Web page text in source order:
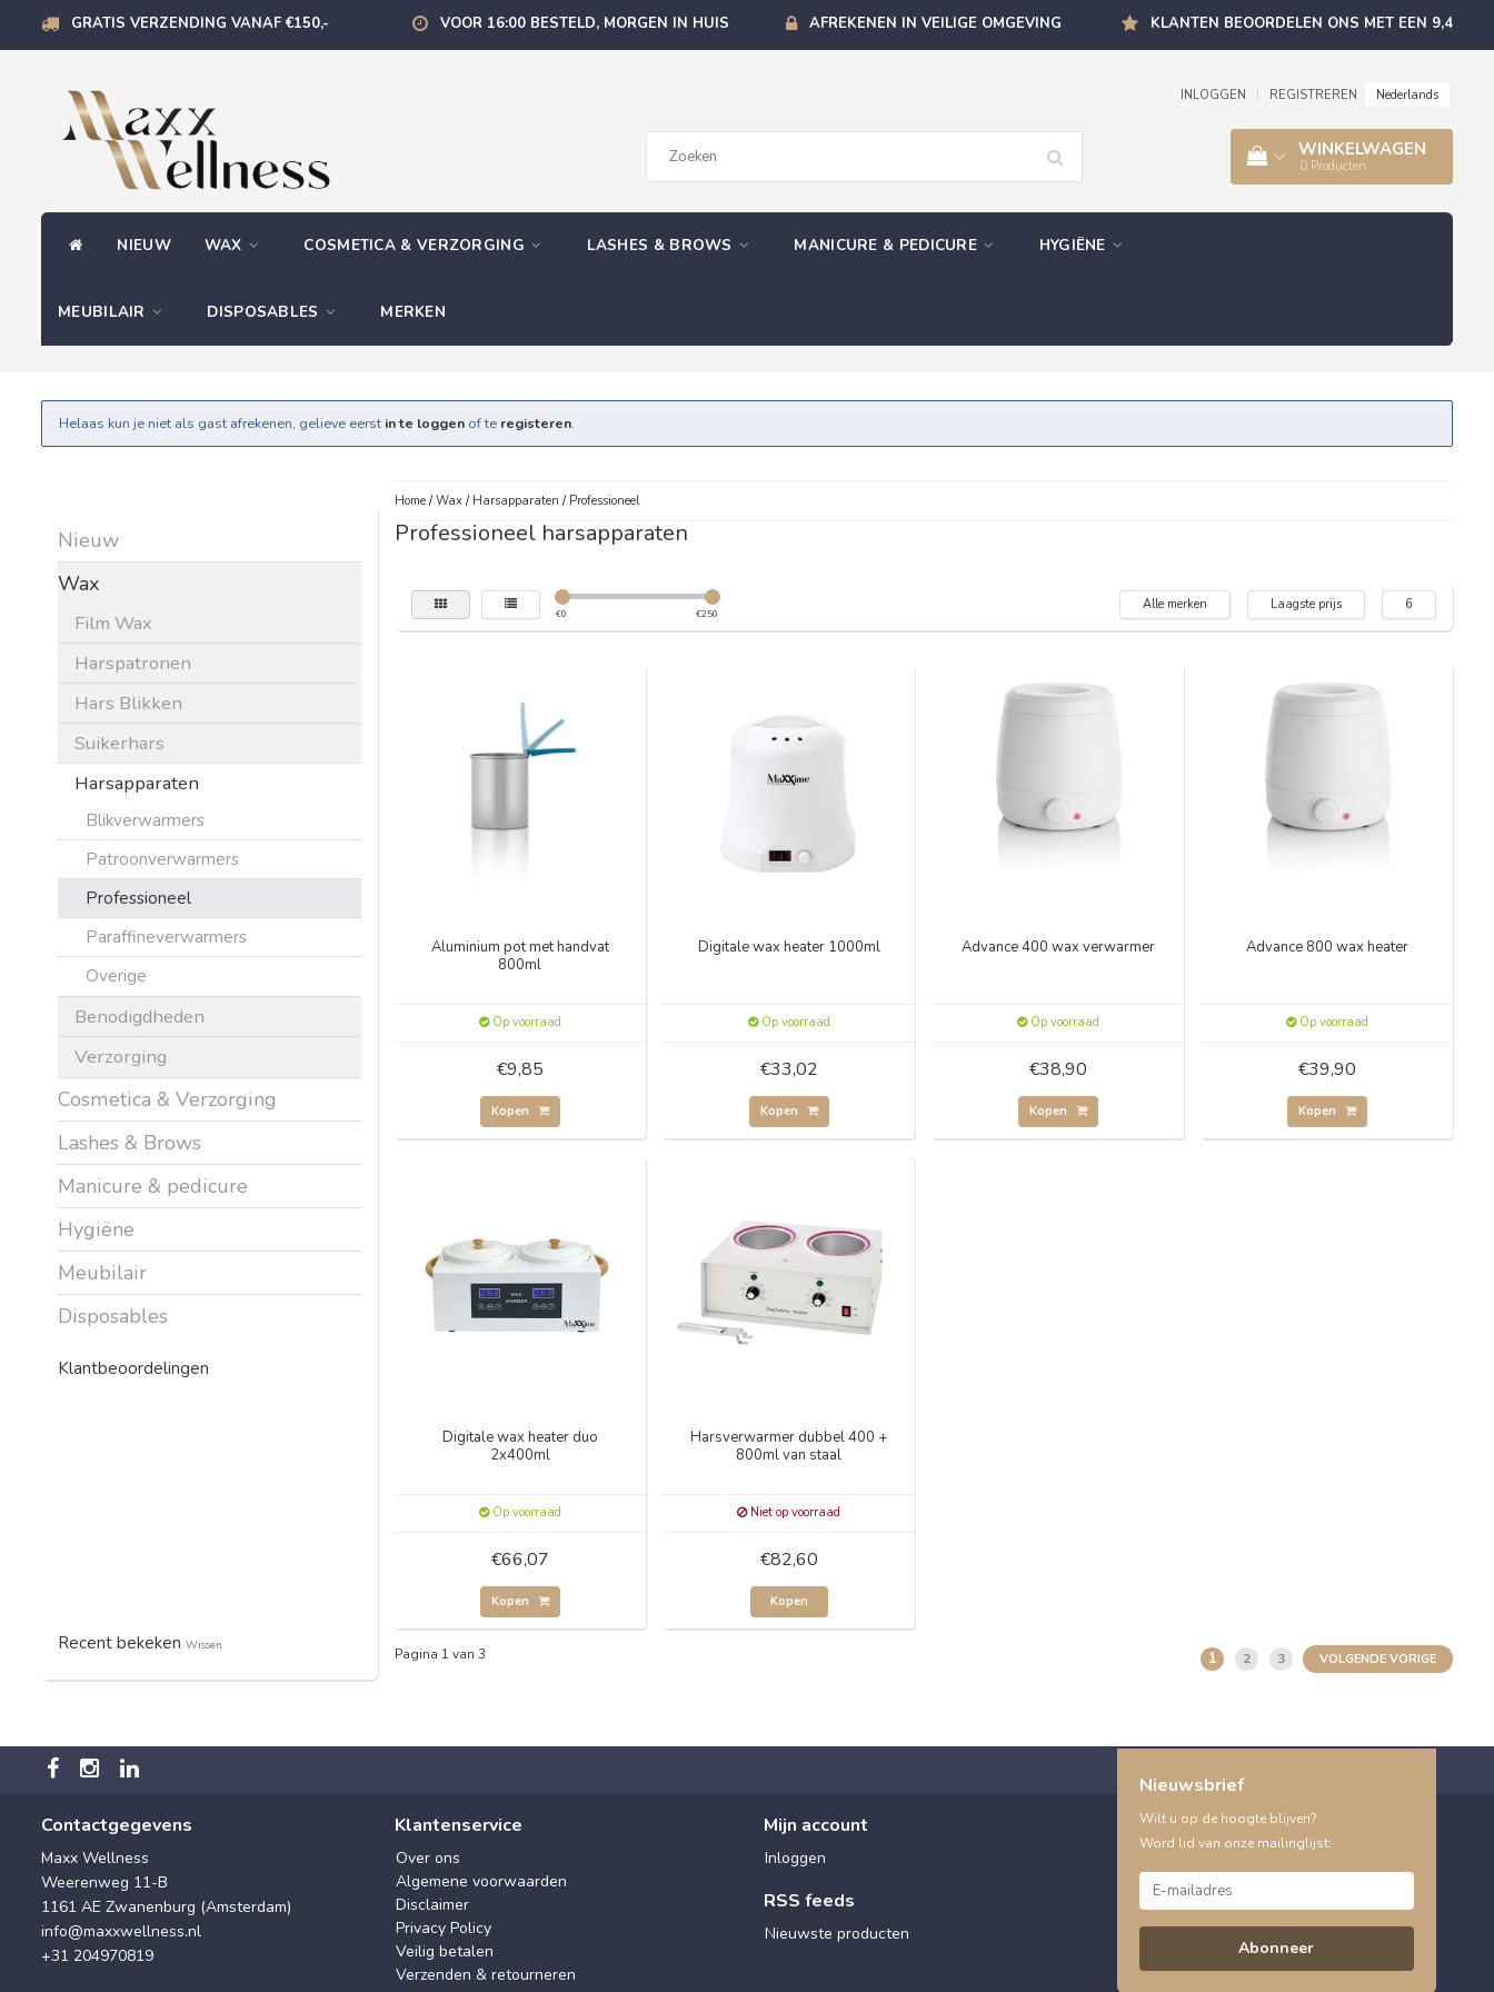
GRATIS VERZENDING VANAF €150,- VOOR 16:00 BESTELD, MORGEN IN HUIS AFREKENEN IN VEILIGE OMGEVING KLANTEN BEOORDELEN ONS MET EEN 9,4
INLOGGEN REGISTREREN Nederlands
WINKELWAGEN
0 Producten
NIEUW WAX COSMETICA & VERZORGING LASHES & BROWS MANICURE & PEDICURE HYGIËNE
MEUBILAIR DISPOSABLES MERKEN
Helaas kun je niet als gast afrekenen, gelieve eerst in te loggen of te registeren.
Nieuw
Wax
Film Wax
Harspatronen
Hars Blikken
Suikerhars
Harsapparaten
Blikverwarmers
Patroonverwarmers
Professioneel
Paraffineverwarmers
Overige
Benodigdheden
Verzorging
Cosmetica & Verzorging
Lashes & Brows
Manicure & pedicure
Hygiëne
Meubilair
Disposables
Klantbeoordelingen
Recent bekeken Wissen
Home/Wax/ Harsapparaten / Professioneel
Professioneel harsapparaten
€0 €250
Alle merken Laagste prijs 6
Aluminium pot met handvat
800ml
Op voorraad
€9,85
Kopen
Digitale wax heater 1000ml
Op voorraad
€33,02
Kopen
Advance 400 wax verwarmer
Op voorraad
€38,90
Kopen
Advance 800 wax heater
Op voorraad
€39,90
Kopen
Digitale wax heater duo
2x400ml
Op voorraad
€66,07
Kopen
Harsverwarmer dubbel 400 +
800ml van staal
Niet op voorraad
€82,60
Kopen
Pagina 1 van 3 1 2 3 VOLGENDE VORIGE
Contactgegevens
Maxx Wellness
Weerenweg 11-B
1161 AE Zwanenburg (Amsterdam)
info@maxxwellness.nl
+31 204970819
Klantenservice
Over ons
Algemene voorwaarden
Disclaimer
Privacy Policy
Veilig betalen
Verzenden & retourneren
Mijn account
Inloggen
RSS feeds
Nieuwste producten
Nieuwsbrief
Wilt u op de hoogte blijven?
Word lid van onze mailinglijst:
Abonneer